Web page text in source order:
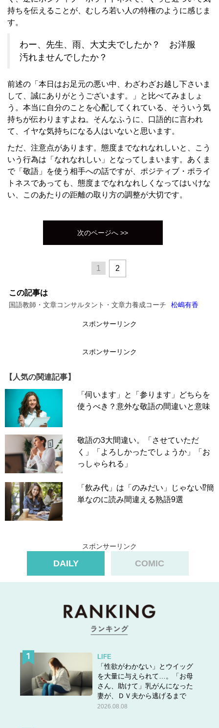
持ちを伝えることが、むしろ若い人の特権のように感じま
す。
わー、先生、雨、大丈夫でしたか？ お洋服
汚れませんでしたか？
前述の「本日はお足元の悪い中、わざわざお越し下さいま
して、誠にありがとうございます。」と比べてみましょ
う。本当に自分のことを心配してくれている、そういう気
持ちが伝わりますよね。そんなふうに、口語的に言われ
て、イヤな気持ちになる人はいないと思います。
ただ、注意点があります。態度までなれなれしいと、こう
いう行為は「なれなれしい」となってしまいます。あくま
で「敬語」を使う相手への話ですが、ポジティブ・ポライ
トネスであっても、態度までなれなれしくなってはいけな
い、このあたりの距離の取り方の調整が大切です。
次のページへ >>
1 2
この記事は
国語教師・文章コンサルタント・文章力養成コーチ 松嶋有香
スポンサーリンク
スポンサーリンク
【人気の関連記事】
「伺います」と「参ります」どちらを
使うべき？意外な敬語の間違いと意味
敬語の3大間違い。「させていただ
く」「よろしかったでしょうか」「お
っしゃられる」
「飲み代」は「のみだい」じゃない⁉簡
単なのに読み間違える熟語9選
スポンサーリンク
DAILY COMIC
LIFE
「性欲がわかない」とウイッグ
を大量に与えられて…。「お母
さん、助けて」乳がんになった
妻が、ＤＶ夫から逃げるまで
2026.08.08